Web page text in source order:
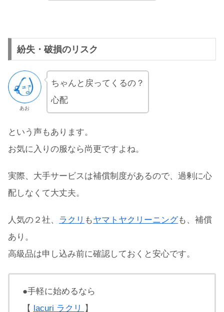
紛失・破損のリスク
あお
ちゃんと戻ってくるの？
心配
という声もあります。
お気に入りの服なら尚更ですよね。
実際、大手サービスは補償制度があるので、過剰に心
配しなくて大丈夫。
人気の２社、 ラクリ もヤマトヤクリーニングも、補償
あり。
高級品は申し込み前に確認しておくと安心です。
●手軽に始めるなら
【 lacuri ラクリ 】